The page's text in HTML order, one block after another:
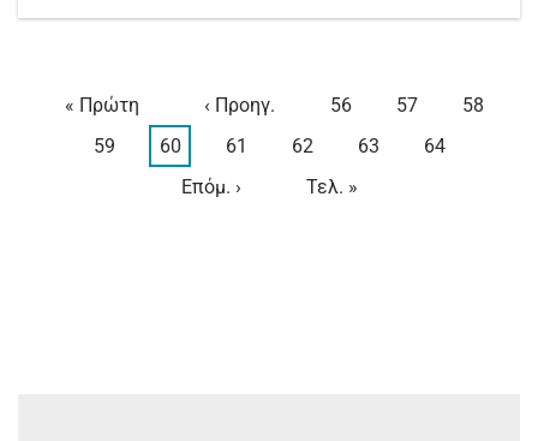
Σελιδοποίηση
First
page
« Πρώτη
Προηγούμενη
σελίδα
‹ Προηγ. Page
56 Page
57 Page
58
Page
59
Τρέχουσα
σελίδα
60 Page
61 Page
62 Page
63 Page
64
Next
Επόμ. ›
Last
Τελ. »